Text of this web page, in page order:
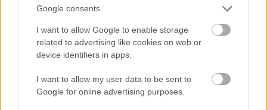
Google consents
I want to allow Google to enable storage
related to advertising like cookies on web or
device identifiers in apps.
I want to allow my user data to be sent to
Google for online advertising purposes.